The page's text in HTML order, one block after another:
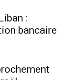
:
bancaire